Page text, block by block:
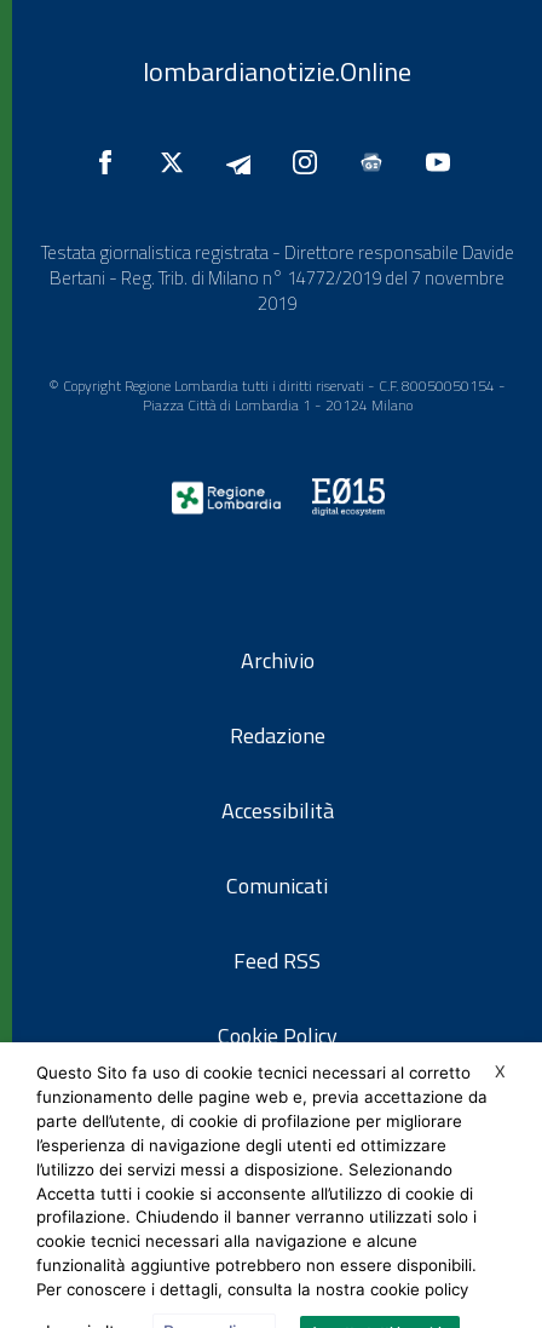
lombardianotizie.Online
Testata giornalistica registrata - Direttore responsabile Davide
Bertani - Reg. Trib. di Milano n° 14772/2019 del 7 novembre
2019
© Copyright Regione Lombardia tutti i diritti riservati - C.F. 80050050154 -
Piazza Città di Lombardia 1 - 20124 Milano
Archivio
Redazione
Accessibilità
Comunicati
Feed RSS
Cookie Policy
Informativa privacy
Note legali
Social Media Policy
X
Questo Sito fa uso di cookie tecnici necessari al corretto
funzionamento delle pagine web e, previa accettazione da
parte dell’utente, di cookie di profilazione per migliorare
l’esperienza di navigazione degli utenti ed ottimizzare
l’utilizzo dei servizi messi a disposizione. Selezionando
Accetta tutti i cookie si acconsente all’utilizzo di cookie di
profilazione. Chiudendo il banner verranno utilizzati solo i
cookie tecnici necessari alla navigazione e alcune
funzionalità aggiuntive potrebbero non essere disponibili.
Per conoscere i dettagli, consulta la nostra cookie policy